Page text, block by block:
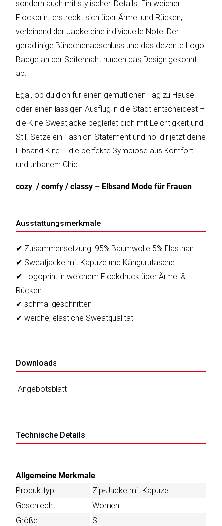
Katalog
erstellen
erstellen
sondern auch mit stylischen Details. Ein weicher
Flockprint erstreckt sich über Ärmel und Rücken,
verleihend der Jacke eine individuelle Note. Der
geradlinige Bündchenabschluss und das dezente Logo
Badge an der Seitennaht runden das Design gekonnt
ab.
Egal, ob du dich für einen gemütlichen Tag zu Hause
oder einen lässigen Ausflug in die Stadt entscheidest –
die Kine Sweatjacke begleitet dich mit Leichtigkeit und
Stil. Setze ein Fashion-Statement und hol dir jetzt deine
Elbsand Kine – die perfekte Symbiose aus Komfort
und urbanem Chic.
cozy / comfy / classy – Elbsand Mode für Frauen
Ausstattungsmerkmale
✔ Zusammensetzung: 95% Baumwolle 5% Elasthan
✔ Sweatjacke mit Kapuze und Kängurutasche
✔ Logoprint in weichem Flockdruck über Ärmel &
Rücken
✔ schmal geschnitten
✔ weiche, elastiche Sweatqualität
Downloads
Angebotsblatt
Technische Details
Allgemeine Merkmale
Produkttyp
Zip-Jacke mit Kapuze
Geschlecht
Women
Größe
S